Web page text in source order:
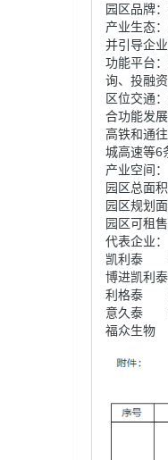
园区品牌
产业生态
并引导企
功能平台
询、投融
区位交通
合功能发
高铁和通
城高速等6
产业空间：
园区总面
园区规划
园区可租
代表企业：
凯利泰
博进凯利
利格泰 医
意久泰
福众生物